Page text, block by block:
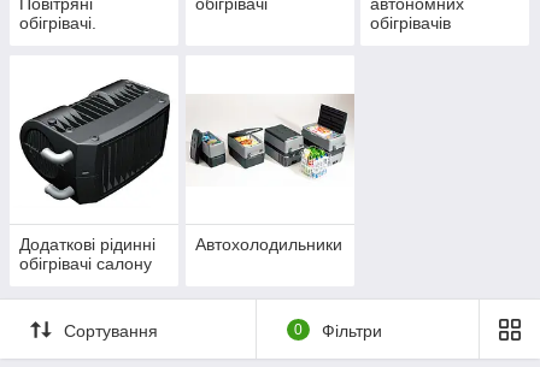
обігрівачі.
обігрівачів
Додаткові рідинні
обігрівачі салону
Автохолодильники
Сортування 0 Фільтри